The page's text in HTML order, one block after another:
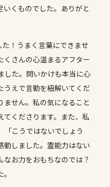
いくものでした。ありがと
！うまく言葉にできませ
くさんの心温まるアフター
した。問いかけも本当に心
うえで言動を紐解いてくだ
ません。私の気になること
てくださります。また、私
「こうではないでしょう
動しました。霊能力はない
なお力をおもちなのでは？